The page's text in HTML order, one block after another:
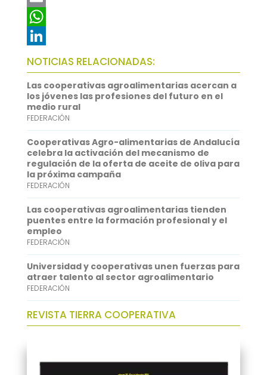
c
e
b
o
o
k
w
t
t
e
r
E
m
a
i
l
W
h
a
t
s
A
p
p
L
i
n
k
e
d
I
n
NOTICIAS RELACIONADAS:
Las cooperativas agroalimentarias acercan a
los jóvenes las profesiones del futuro en el
medio rural
FEDERACIÓN
Cooperativas Agro-alimentarias de Andalucía
celebra la activación del mecanismo de
regulación de la oferta de aceite de oliva para
la próxima campaña
FEDERACIÓN
Las cooperativas agroalimentarias tienden
puentes entre la formación profesional y el
empleo
FEDERACIÓN
Universidad y cooperativas unen fuerzas para
atraer talento al sector agroalimentario
FEDERACIÓN
REVISTA TIERRA COOPERATIVA